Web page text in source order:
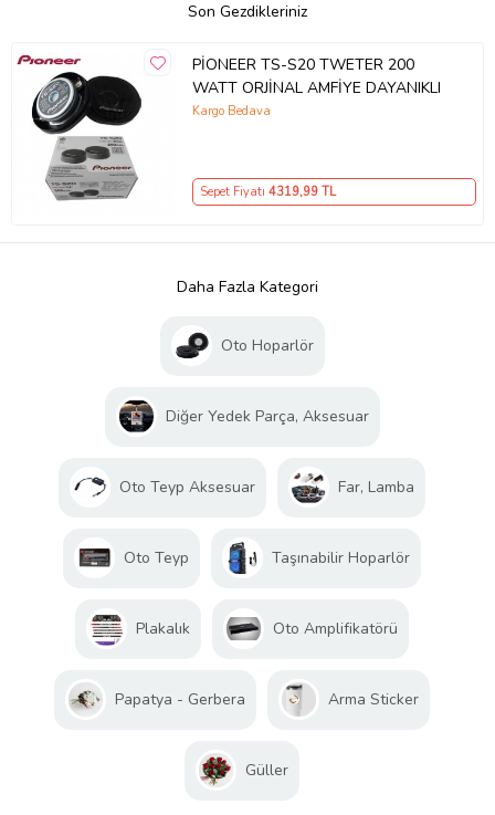
Son Gezdikleriniz
PİONEER TS-S20 TWETER 200
WATT ORJİNAL AMFİYE DAYANIKLI
Kargo Bedava
Sepet Fiyatı 4319,99 TL
Daha Fazla Kategori
Oto Hoparlör
Diğer Yedek Parça, Aksesuar
Oto Teyp Aksesuar Far, Lamba
Oto Teyp Taşınabilir Hoparlör
Plakalık Oto Amplifikatörü
Papatya - Gerbera Arma Sticker
Güller